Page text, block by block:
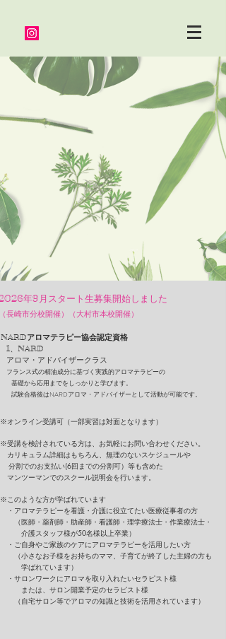
年9月スタート生募集開始しました
長崎市分校開催） （大村市本校開催）
NARDアロマテラピー協会認定資格
、NARD
ロマ・アドバイザークラス
フランス式の精油成分に基づく実践的アロマテラピーの
礎から応用までをしっかりと学びます。
験合格後はNARDアロマ・アドバイザーとして活動が可能です。
※オンライン受講可（一部実習は対面となります）
※受講を検討されている方は、お気軽にお問い合わせください。
カリキュラム詳細はもちろん、無理のないスケジュールや
分割でのお支払い(6回までの分割可）等も含めた
マンツーマンでのスクール説明会を行います。
※このような方が学ばれています
・アロマテラピーを看護・介護に役立てたい医療従事者の方
（医師・薬剤師・助産師・看護師・理学療法士・作業療法士・
介護スタッフ様が50名様以上卒業）
・ご自身やご家族のケアにアロマテラピーを活用したい方
（小さなお子様をお持ちのママ、子育てが終了した主婦の方も
学ばれています）
・サロンワークにアロマを取り入れたいセラピスト様
または、サロン開業予定のセラピスト様
（自宅サロン等でアロマの知識と技術を活用されています）